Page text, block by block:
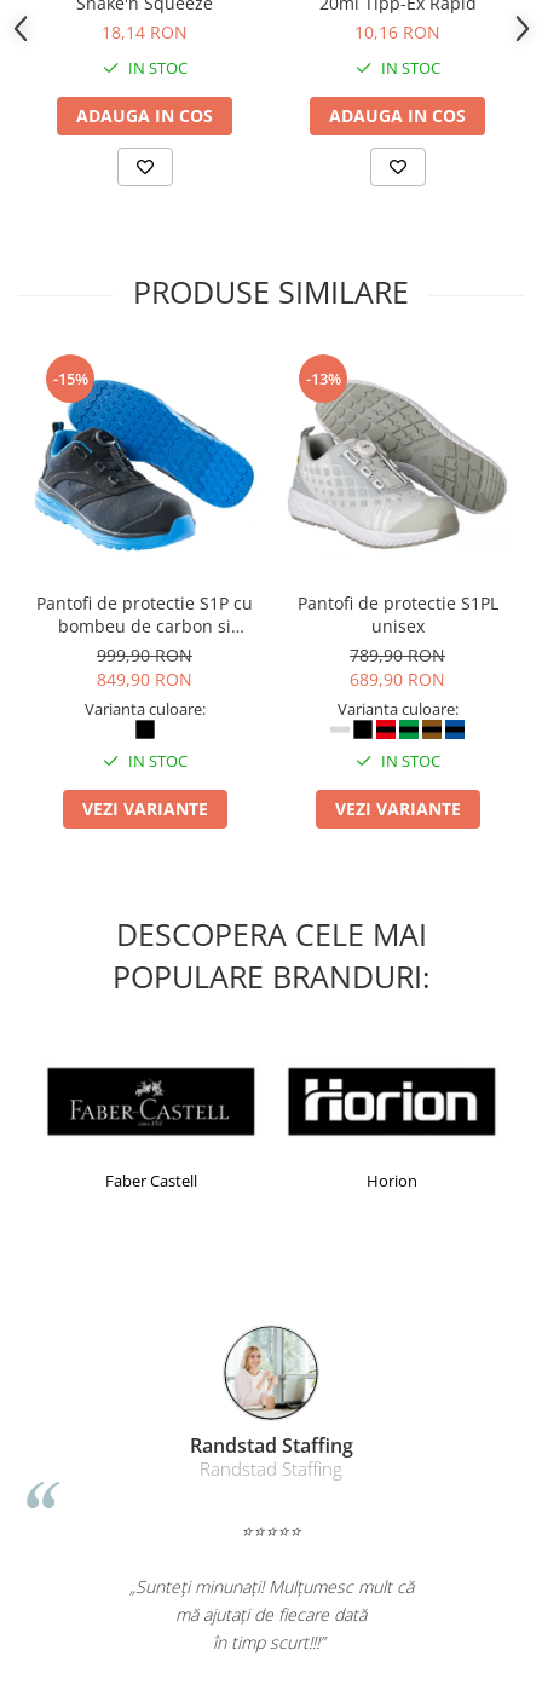
18,14 RON
IN STOC
ADAUGA IN COS
10,16 RON
IN STOC
ADAUGA IN COS
PRODUSE SIMILARE
-15%
Pantofi de protectie S1P cu
bombeu de carbon si
inchidere BOAÂ® Fit
999,90 RON
849,90 RON
Varianta culoare:
IN STOC
VEZI VARIANTE
-13%
Pantofi de protectie S1PL
unisex
789,90 RON
689,90 RON
Varianta culoare:
IN STOC
VEZI VARIANTE
DESCOPERA CELE MAI
POPULARE BRANDURI:
Faber Castell Horion
Randstad Staffing
Randstad Staffing
⭐⭐⭐⭐⭐
„Sunteți minunați! Mulțumesc mult că
mă ajutați de fiecare dată
în timp scurt!!!”